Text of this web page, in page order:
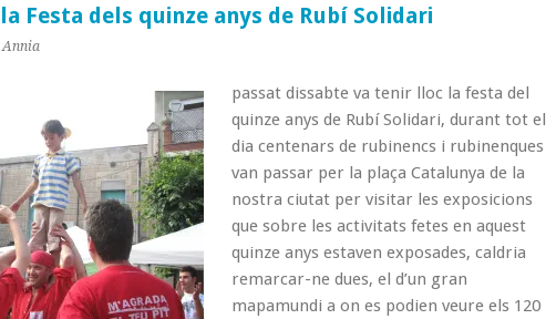
Festa dels quinze anys de Rubí Solidari
Annia
passat dissabte va tenir lloc la festa del
quinze anys de Rubí Solidari, durant tot el
dia centenars de rubinencs i rubinenques
van passar per la plaça Catalunya de la
nostra ciutat per visitar les exposicions
que sobre les activitats fetes en aquest
quinze anys estaven exposades, caldria
remarcar-ne dues, el d’un gran
mapamundi a on es podien veure els 120